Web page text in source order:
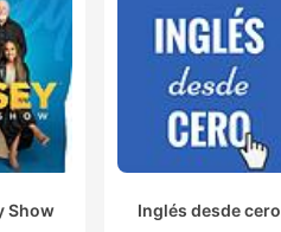
Show Inglés desde cero